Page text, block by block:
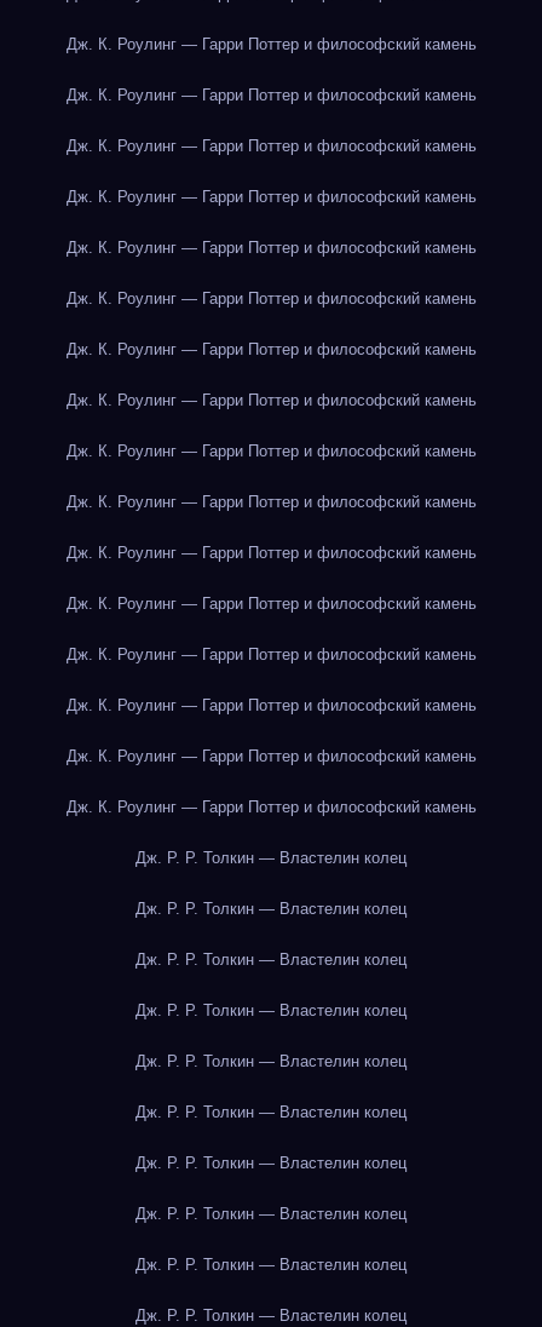
Дж. К. Роулинг — Гарри Поттер и философский камень
Дж. К. Роулинг — Гарри Поттер и философский камень
Дж. К. Роулинг — Гарри Поттер и философский камень
Дж. К. Роулинг — Гарри Поттер и философский камень
Дж. К. Роулинг — Гарри Поттер и философский камень
Дж. К. Роулинг — Гарри Поттер и философский камень
Дж. К. Роулинг — Гарри Поттер и философский камень
Дж. К. Роулинг — Гарри Поттер и философский камень
Дж. К. Роулинг — Гарри Поттер и философский камень
Дж. К. Роулинг — Гарри Поттер и философский камень
Дж. К. Роулинг — Гарри Поттер и философский камень
Дж. К. Роулинг — Гарри Поттер и философский камень
Дж. К. Роулинг — Гарри Поттер и философский камень
Дж. К. Роулинг — Гарри Поттер и философский камень
Дж. К. Роулинг — Гарри Поттер и философский камень
Дж. К. Роулинг — Гарри Поттер и философский камень
Дж. Р. Р. Толкин — Властелин колец
Дж. Р. Р. Толкин — Властелин колец
Дж. Р. Р. Толкин — Властелин колец
Дж. Р. Р. Толкин — Властелин колец
Дж. Р. Р. Толкин — Властелин колец
Дж. Р. Р. Толкин — Властелин колец
Дж. Р. Р. Толкин — Властелин колец
Дж. Р. Р. Толкин — Властелин колец
Дж. Р. Р. Толкин — Властелин колец
Дж. Р. Р. Толкин — Властелин колец